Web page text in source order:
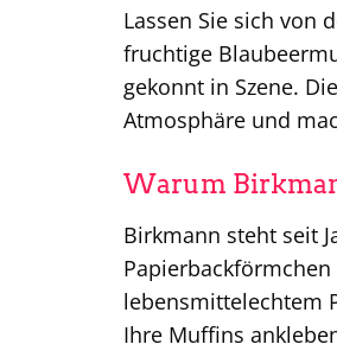
Lassen Sie sich von
fruchtige
gekonnt in Szene.
Atmosphäre und
Warum
Birkmann steht seit
lebensmittelechtem
Ihre Muffins